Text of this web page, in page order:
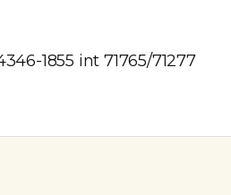
1855 int 71765/71277